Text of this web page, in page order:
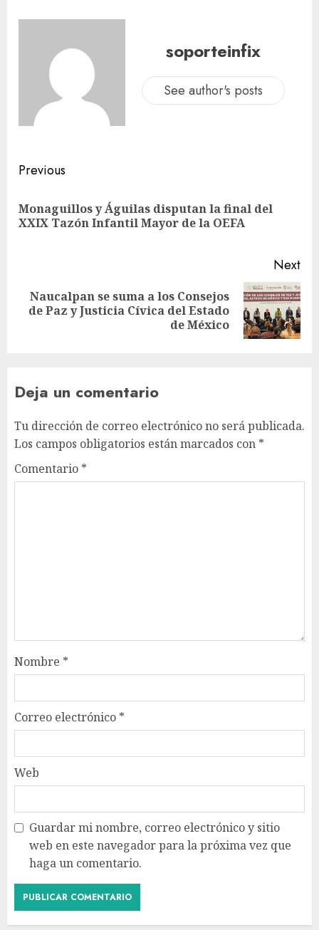
soporteinfix
See author's posts
Previous
Monaguillos y Águilas disputan la final del
XXIX Tazón Infantil Mayor de la OEFA
Next
Naucalpan se suma a los Consejos
de Paz y Justicia Cívica del Estado
de México
Deja un comentario
Tu dirección de correo electrónico no será publicada.
Los campos obligatorios están marcados con *
Comentario *
Nombre *
Correo electrónico *
Web
Guardar mi nombre, correo electrónico y sitio
web en este navegador para la próxima vez que
haga un comentario.